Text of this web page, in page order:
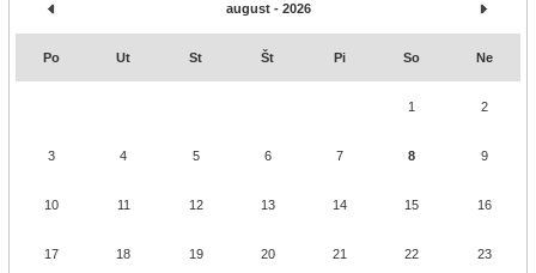
august - 2026
Po Ut St Št Pi So Ne
1 2
3 4 5 6 7 8 9
10 11 12 13 14 15 16
17 18 19 20 21 22 23